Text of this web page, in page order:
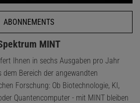
ABONNEMENTS
MINT
Ihnen in sechs Ausgaben pro Jahr
dem Bereich der angewandten
Forschung: Ob Biotechnologie, KI,
Quantencomputer - mit MINT bleiben